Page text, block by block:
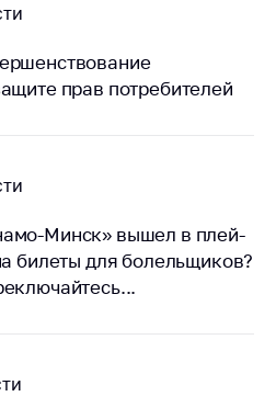
прав потребителей
Минск» вышел в плей-
билеты для болельщиков?